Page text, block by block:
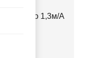
Казино 1,3м/А